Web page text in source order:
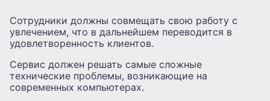
Сотрудники должны совмещать свою работу с
увлечением, что в дальнейшем переводится в
удовлетворенность клиентов.
Сервис должен решать самые сложные
технические проблемы, возникающие на
современных компьютерах.